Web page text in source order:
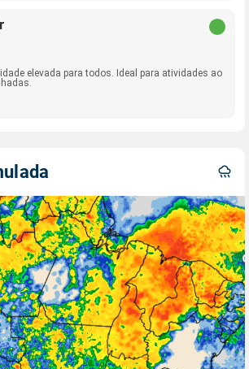
elevada para todos. Ideal para atividades ao